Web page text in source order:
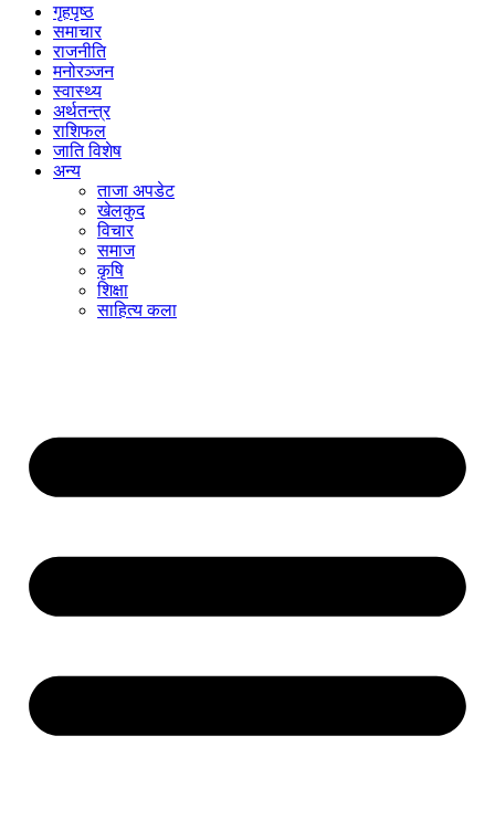
गृहपृष्ठ
समाचार
राजनीति
मनोरञ्जन
स्वास्थ्य
अर्थतन्त्र
राशिफल
जाति विशेष
अन्य
ताजा अपडेट
खेलकुद
विचार
समाज
कृषि
शिक्षा
साहित्य कला